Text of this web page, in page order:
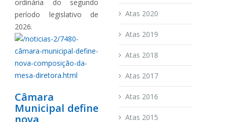
ordinária do segundo
período legislativo de
2026.
Câmara
Municipal define
nova
Atas 2020
Atas 2019
Atas 2018
Atas 2017
Atas 2016
Atas 2015